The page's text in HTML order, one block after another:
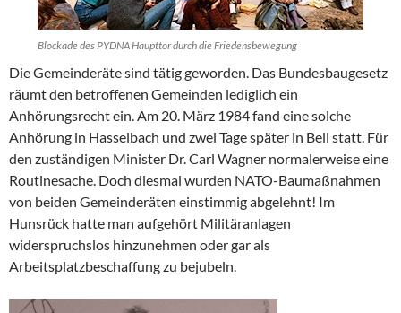
Blockade des PYDNA Haupttor durch die Friedensbewegung
Die Gemeinderäte sind tätig geworden. Das Bundesbaugesetz
räumt den betroffenen Gemeinden lediglich ein
Anhörungsrecht ein. Am 20. März 1984 fand eine solche
Anhörung in Hasselbach und zwei Tage später in Bell statt. Für
den zuständigen Minister Dr. Carl Wagner normalerweise eine
Routinesache. Doch diesmal wurden NATO-Baumaßnahmen
von beiden Gemeinderäten einstimmig abgelehnt! Im
Hunsrück hatte man aufgehört Militäranlagen
widerspruchslos hinzunehmen oder gar als
Arbeitsplatzbeschaffung zu bejubeln.